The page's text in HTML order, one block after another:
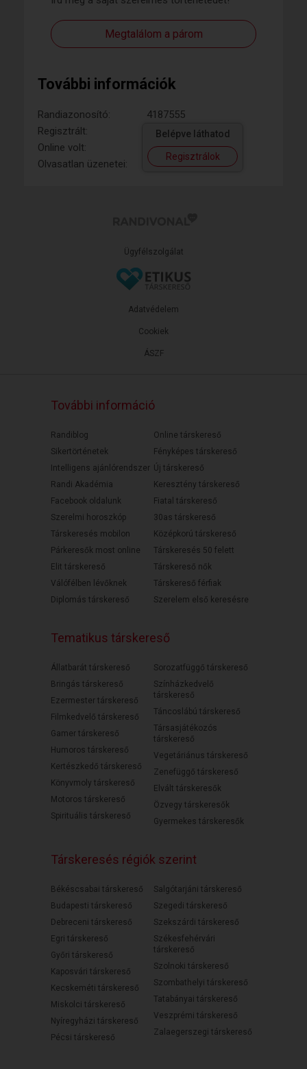
Megtalálom a párom
További információk
Randiazonosító:
4187555
Regisztrált:
Online volt:
Olvasatlan üzenetei:
Belépve láthatod
Regisztrálok
Ügyfélszolgálat
ÁSZF
Adatvédelem
Cookiek
További információ
Randiblog
Sikertörténetek
Intelligens ajánlórendszer
Randi Akadémia
Facebook oldalunk
Szerelmi horoszkóp
Társkeresés mobilon
Párkeresők most online
Elit társkereső
Válófélben lévőknek
Diplomás társkereső
Online társkereső
Fényképes társkereső
Új társkereső
Keresztény társkereső
Fiatal társkereső
30as társkereső
Középkorú társkereső
Társkeresés 50 felett
Társkereső nők
Társkereső férfiak
Szerelem első keresésre
Tematikus társkereső
Állatbarát társkereső
Bringás társkereső
Ezermester társkereső
Filmkedvelő társkereső
Gamer társkereső
Humoros társkereső
Kertészkedő társkereső
Könyvmoly társkereső
Motoros társkereső
Spirituális társkereső
Sorozatfüggő társkereső
Színházkedvelő
társkereső
Táncoslábú társkereső
Társasjátékozós
társkereső
Vegetáriánus társkereső
Zenefüggő társkereső
Elvált társkeresők
Özvegy társkeresők
Gyermekes társkeresők
Társkeresés régiók szerint
Békéscsabai társkereső
Budapesti társkereső
Debreceni társkereső
Egri társkereső
Győri társkereső
Kaposvári társkereső
Kecskeméti társkereső
Miskolci társkereső
Nyíregyházi társkereső
Pécsi társkereső
Salgótarjáni társkereső
Szegedi társkereső
Szekszárdi társkereső
Székesfehérvári
társkereső
Szolnoki társkereső
Szombathelyi társkereső
Tatabányai társkereső
Veszprémi társkereső
Zalaegerszegi társkereső